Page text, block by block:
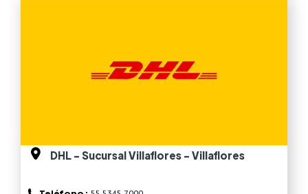
DHL - Sucursal Villaflores - Villaflores